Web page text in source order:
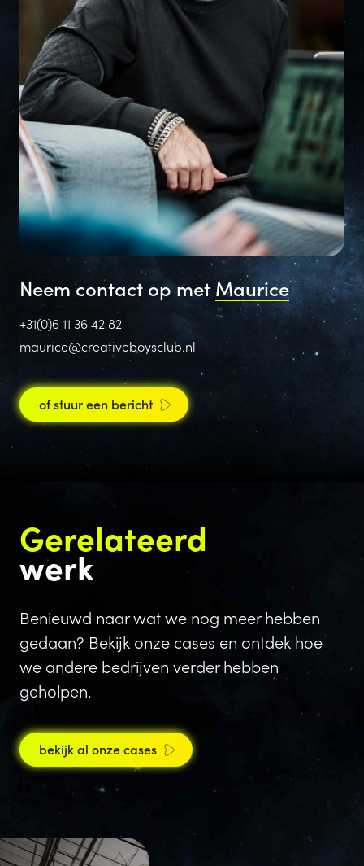
Neem contact op met Maurice
+31(0)6 11 36 42 82
maurice@creativeboysclub.nl
of stuur een bericht
Gerelateerd
werk
Benieuwd naar wat we nog meer hebben
gedaan? Bekijk onze cases en ontdek hoe
we andere bedrijven verder hebben
geholpen.
bekijk al onze cases
next